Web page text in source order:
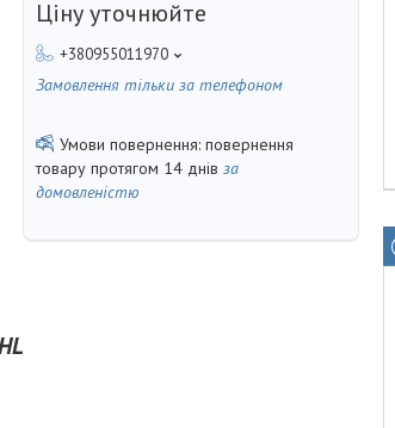
Ціну уточнюйте
+380955011970
Замовлення тільки за телефоном
повернення
товару протягом 14 днів за
домовленістю